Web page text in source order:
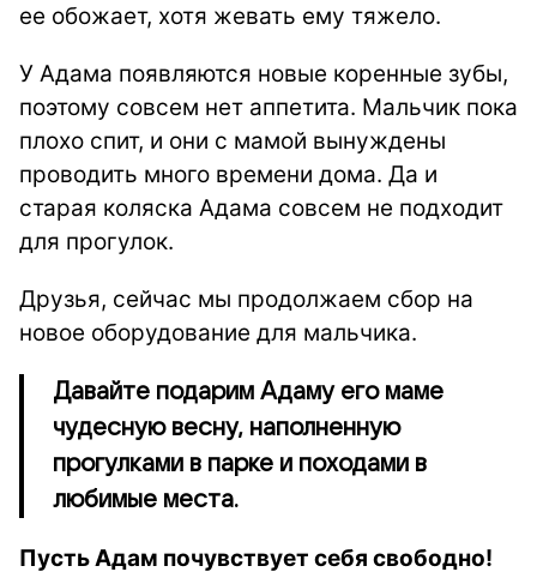
ее обожает, хотя жевать ему тяжело.
У Адама появляются новые коренные зубы,
поэтому совсем нет аппетита. Мальчик пока
плохо спит, и они с мамой вынуждены
проводить много времени дома. Да и
старая коляска Адама совсем не подходит
для прогулок.
Друзья, сейчас мы продолжаем сбор на
новое оборудование для мальчика.
Давайте подарим Адаму его маме
чудесную весну, наполненную
прогулками в парке и походами в
любимые места.
Пусть Адам почувствует себя свободно!